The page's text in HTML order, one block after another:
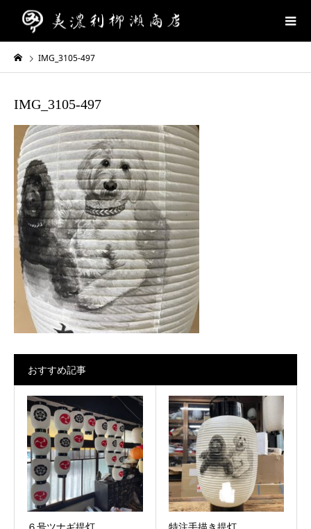
IMG_3105-497
IMG_3105-497
おすすめ記事